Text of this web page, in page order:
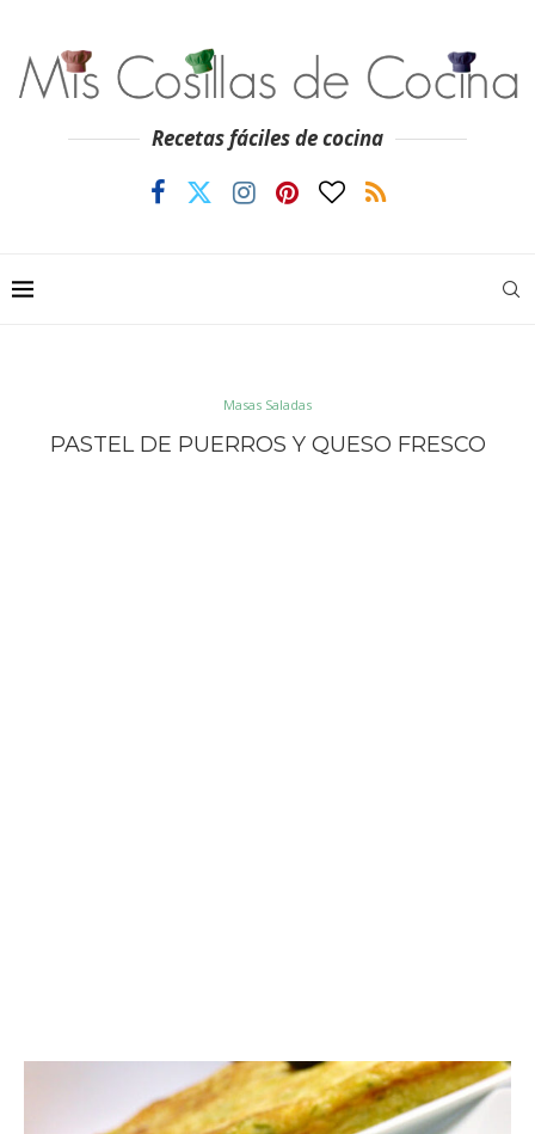
Recetas fáciles de cocina
Masas Saladas
PASTEL DE PUERROS Y QUESO FRESCO